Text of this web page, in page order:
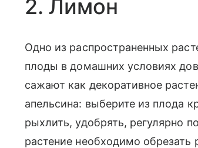
2. Лимон
Одно из распространенных
плоды в домашних условиях
сажают как декоративное
апельсина: выберите из плода
рыхлить, удобрять, регулярно
растение необходимо обрезать